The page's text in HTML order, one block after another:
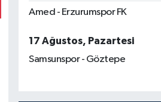
Amed - Erzurumspor FK
17 Ağustos, Pazartesi
Samsunspor - Göztepe